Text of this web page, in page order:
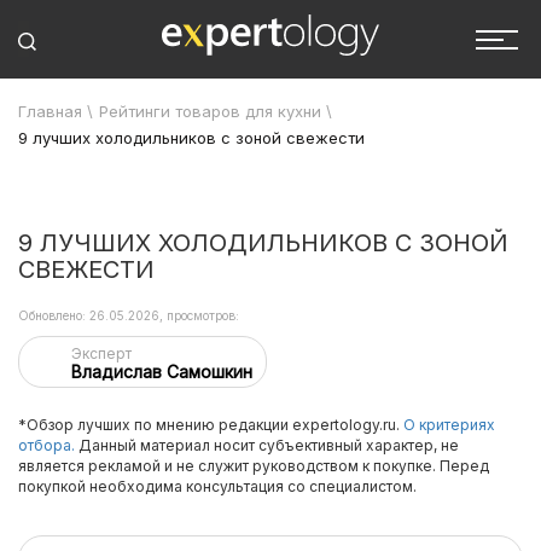
Главная \ Рейтинги товаров для кухни \
9 лучших холодильников с зоной свежести
9 ЛУЧШИХ ХОЛОДИЛЬНИКОВ С ЗОНОЙ
СВЕЖЕСТИ
Эксперт
Владислав Самошкин
Обновлено: 26.05.2026, просмотров:
*Обзор лучших по мнению редакции expertology.ru. О критериях
отбора. Данный материал носит субъективный характер, не
является рекламой и не служит руководством к покупке. Перед
покупкой необходима консультация со специалистом.